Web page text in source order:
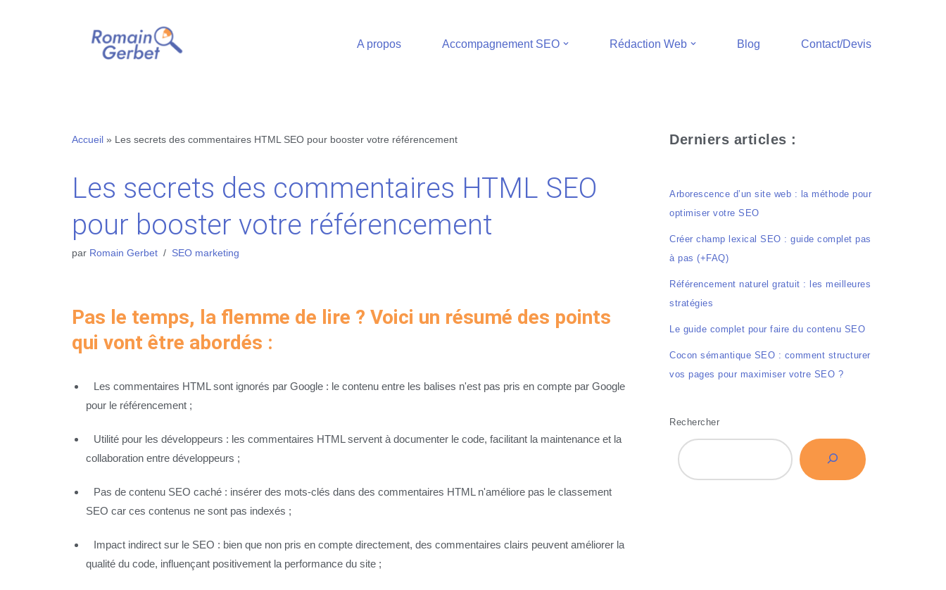
A propos Accompagnement SEO Rédaction Web Blog Contact/Devis
Accueil » Les secrets des commentaires HTML SEO pour booster votre référencement
Les secrets des commentaires HTML SEO
pour booster votre référencement
par Romain Gerbet SEO marketing
Pas le temps, la flemme de lire ? Voici un résumé des points
qui vont être abordés :
Les commentaires HTML sont ignorés par Google : le contenu entre les balises n'est pas pris en compte par Google
pour le référencement ;
Utilité pour les développeurs : les commentaires HTML servent à documenter le code, facilitant la maintenance et la
collaboration entre développeurs ;
Pas de contenu SEO caché : insérer des mots-clés dans des commentaires HTML n'améliore pas le classement
SEO car ces contenus ne sont pas indexés ;
Impact indirect sur le SEO : bien que non pris en compte directement, des commentaires clairs peuvent améliorer la
qualité du code, influençant positivement la performance du site ;
Derniers articles :
Arborescence d’un site web : la méthode pour
optimiser votre SEO
Créer champ lexical SEO : guide complet pas
à pas (+FAQ)
Référencement naturel gratuit : les meilleures
stratégies
Le guide complet pour faire du contenu SEO
Cocon sémantique SEO : comment structurer
vos pages pour maximiser votre SEO ?
Rechercher